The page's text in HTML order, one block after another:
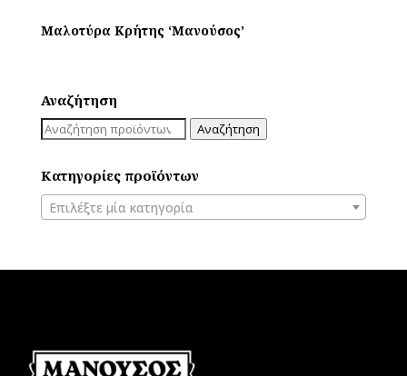
Μαλοτύρα Κρήτης ‘Μανούσος’
Αναζήτηση
Αναζήτηση
Αναζήτηση
Κατηγορίες προϊόντων
Επιλέξτε μία κατηγορία